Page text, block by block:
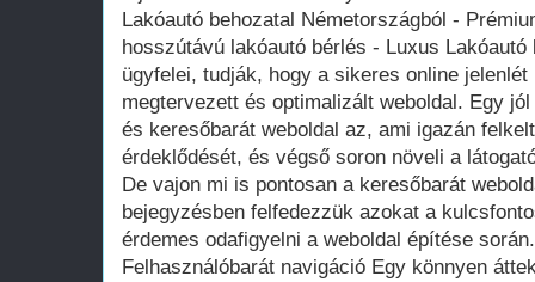
Lakóautó behozatal Németországból -
hosszútávú lakóautó bérlés - Luxus
ügyfelei, tudják, hogy a sikeres online
megtervezett és optimalizált weboldal. Egy
és keresőbarát weboldal az, ami igazán
érdeklődését, és végső soron növeli a
De vajon mi is pontosan a keresőbarát
bejegyzésben felfedezzük azokat a
érdemes odafigyelni a weboldal építése során.
Felhasználóbarát navigáció Egy könnyen